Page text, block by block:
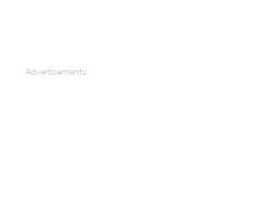
Advertisements